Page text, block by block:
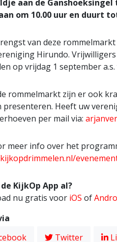
aan de
om 10.00 uur en duurt
van deze
Hirundo.
op vrijdag 1 september
rommelmarkt zijn er ook
presenteren. Heeft uw
per mail via:
meer info over het
KijkOp App al?
nu gratis voor iOS of
Twitter